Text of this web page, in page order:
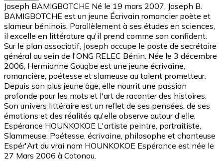
Joseph BAMIGBOTCHE Né le 19 mars 2007, Joseph B.
BAMIGBOTCHE est un jeune Écrivain romancier poète et
slameur béninois. Parallèlement à ses études en sciences,
il excelle en littérature qu'il prend comme son confident.
Sur le plan associatif, Joseph occupe le poste de secrétaire
général au sein de l'ONG RELEC Bénin. Née le 3 décembre
2006, Hermionne Gougbe est une jeune écrivaine,
romancière, poétesse et slameuse au talent prometteur.
Depuis son plus jeune âge, elle nourrit une passion
profonde pour les mots et l'art de raconter des histoires.
Son univers littéraire est un reflet de ses pensées, de ses
émotions et des réalités qu'elle observe autour d'elle.
Espérance HOUNKOKOE L'artiste peintre, portraitiste,
Slammeuse, Poétesse, écrivaine, philosophe et chanteuse
Espér'Art du vrai nom HOUNKOKOE Espérance est née le
27 Mars 2006 à Cotonou.